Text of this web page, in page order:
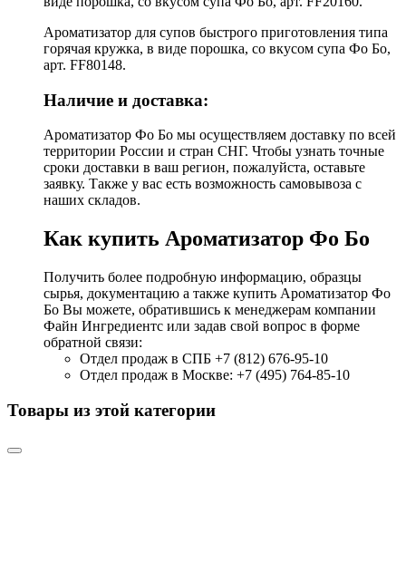
Ароматизатор для супов быстрого приготовления типа
горячая кружка, в виде порошка, со вкусом супа Фо Бо,
арт. FF80148.
Наличие и доставка:
Ароматизатор Фо Бо мы осуществляем доставку по всей
территории России и стран СНГ. Чтобы узнать точные
сроки доставки в ваш регион, пожалуйста, оставьте
заявку. Также у вас есть возможность самовывоза с
наших складов.
Как купить Ароматизатор Фо Бо
Получить более подробную информацию, образцы
сырья, документацию а также купить Ароматизатор Фо
Бо Вы можете, обратившись к менеджерам компании
Файн Ингредиентс или задав свой вопрос в форме
обратной связи:
Отдел продаж в СПБ +7 (812) 676-95-10
Отдел продаж в Москве: +7 (495) 764-85-10
Товары из этой категории